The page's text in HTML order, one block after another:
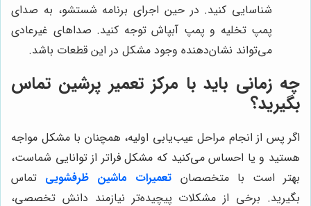
شناسایی کنید. در حین اجرای برنامه شستشو، به صدای
پمپ تخلیه و پمپ آبپاش توجه کنید. صداهای غیرعادی
می‌تواند نشان‌دهنده وجود مشکل در این قطعات باشد.
چه زمانی باید با مرکز تعمیر پرشین تماس
بگیرید؟
اگر پس از انجام مراحل عیب‌یابی اولیه، همچنان با مشکل مواجه
هستید و یا احساس می‌کنید که مشکل فراتر از توانایی شماست،
بهتر است با متخصصان تعمیرات ماشین ظرفشویی تماس
بگیرید. برخی از مشکلات پیچیده‌تر نیازمند دانش تخصصی،